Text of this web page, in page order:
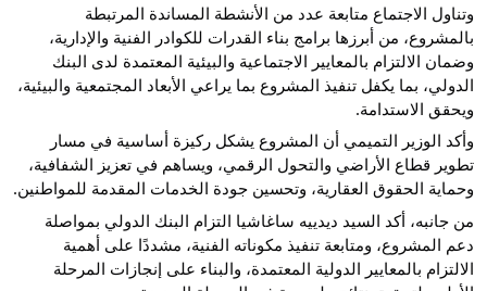
وتناول الاجتماع متابعة عدد من الأنشطة المساندة المرتبطة
بالمشروع، من أبرزها برامج بناء القدرات للكوادر الفنية والإدارية،
وضمان الالتزام بالمعايير الاجتماعية والبيئية المعتمدة لدى البنك
الدولي، بما يكفل تنفيذ المشروع بما يراعي الأبعاد المجتمعية والبيئية،
ويحقق الاستدامة.
وأكد الوزير التميمي أن المشروع يشكل ركيزة أساسية في مسار
تطوير قطاع الأراضي والتحول الرقمي، ويساهم في تعزيز الشفافية،
وحماية الحقوق العقارية، وتحسين جودة الخدمات المقدمة للمواطنين.
من جانبه، أكد السيد ديدييه ساغاشيا التزام البنك الدولي بمواصلة
دعم المشروع، ومتابعة تنفيذ مكوناته الفنية، مشددًا على أهمية
الالتزام بالمعايير الدولية المعتمدة، والبناء على إنجازات المرحلة